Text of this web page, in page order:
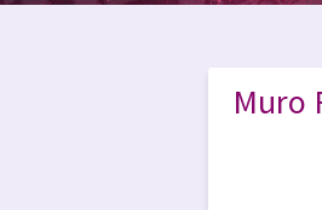
Muro